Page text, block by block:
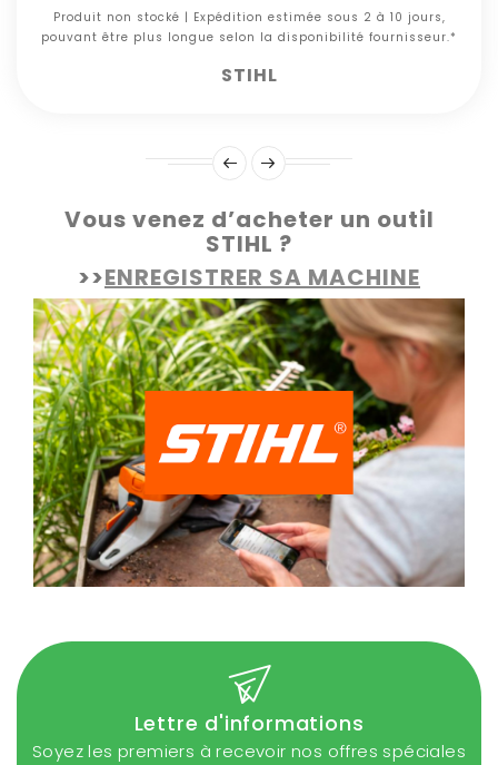
Produit non stocké | Expédition estimée sous 2 à 10 jours,
pouvant être plus longue selon la disponibilité fournisseur.*
STIHL
Vous venez d’acheter un outil
STIHL ?
>>ENREGISTRER SA MACHINE
Lettre d'informations
Soyez les premiers à recevoir nos offres spéciales